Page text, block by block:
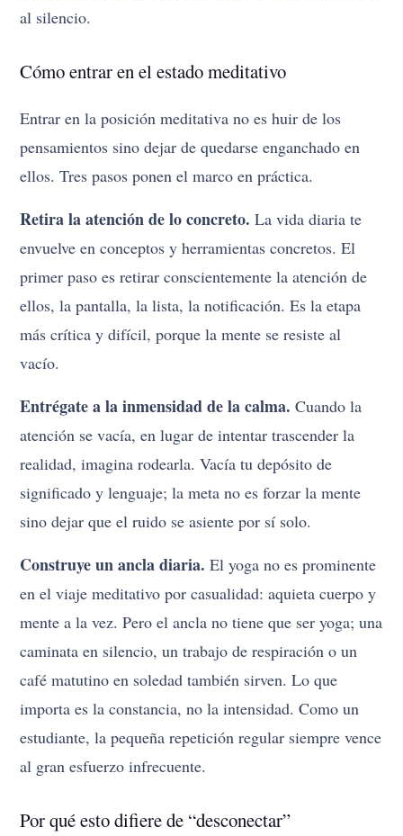
al silencio.
Cómo entrar en el estado meditativo
Entrar en la posición meditativa no es huir de los
pensamientos sino dejar de quedarse enganchado en
ellos. Tres pasos ponen el marco en práctica.
Retira la atención de lo concreto. La vida diaria te
envuelve en conceptos y herramientas concretos. El
primer paso es retirar conscientemente la atención de
ellos, la pantalla, la lista, la notificación. Es la etapa
más crítica y difícil, porque la mente se resiste al
vacío.
Entrégate a la inmensidad de la calma. Cuando la
atención se vacía, en lugar de intentar trascender la
realidad, imagina rodearla. Vacía tu depósito de
significado y lenguaje; la meta no es forzar la mente
sino dejar que el ruido se asiente por sí solo.
Construye un ancla diaria. El yoga no es prominente
en el viaje meditativo por casualidad: aquieta cuerpo y
mente a la vez. Pero el ancla no tiene que ser yoga; una
caminata en silencio, un trabajo de respiración o un
café matutino en soledad también sirven. Lo que
importa es la constancia, no la intensidad. Como un
estudiante, la pequeña repetición regular siempre vence
al gran esfuerzo infrecuente.
Por qué esto difiere de “desconectar”